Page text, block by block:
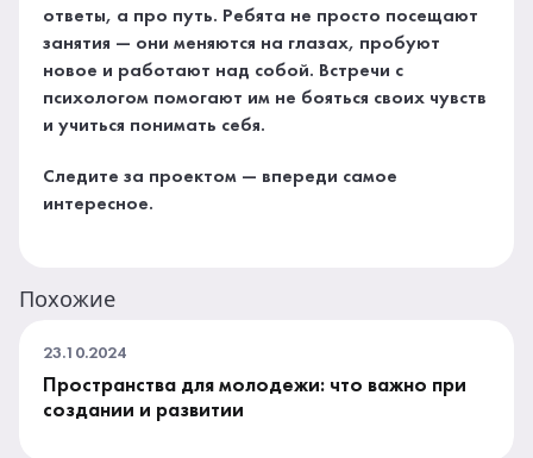
ответы, а про путь. Ребята не просто посещают
занятия — они меняются на глазах, пробуют
новое и работают над собой. Встречи с
психологом помогают им не бояться своих чувств
и учиться понимать себя.
Следите за проектом — впереди самое
интересное.
Похожие
23.10.2024
Пространства для молодежи: что важно при
создании и развитии